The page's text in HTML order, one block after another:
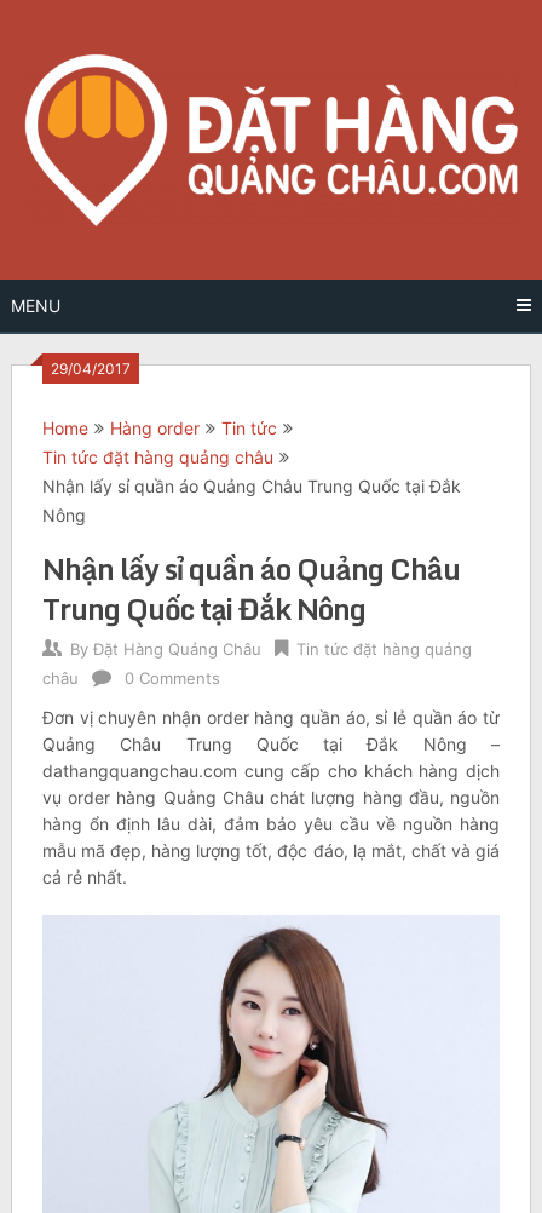
content
MENU
29/04/2017
Home Hàng order
Tin tức
Tin tức đặt hàng quảng châu
Nhận lấy sỉ quần áo Quảng Châu Trung Quốc tại Đắk
Nông
Nhận lấy sỉ quần áo Quảng Châu
Trung Quốc tại Đắk Nông
By Đặt Hàng Quảng Châu
Tin tức đặt hàng quảng
châu
0 Comments
Đơn vị chuyên nhận order hàng quần áo, sỉ lẻ quần áo từ
Quảng Châu Trung Quốc tại Đắk Nông –
dathangquangchau.com cung cấp cho khách hàng dịch
vụ order hàng Quảng Châu chát lượng hàng đầu, nguồn
hàng ổn định lâu dài, đảm bảo yêu cầu về nguồn hàng
mẫu mã đẹp, hàng lượng tốt, độc đáo, lạ mắt, chất và giá
cả rẻ nhất.